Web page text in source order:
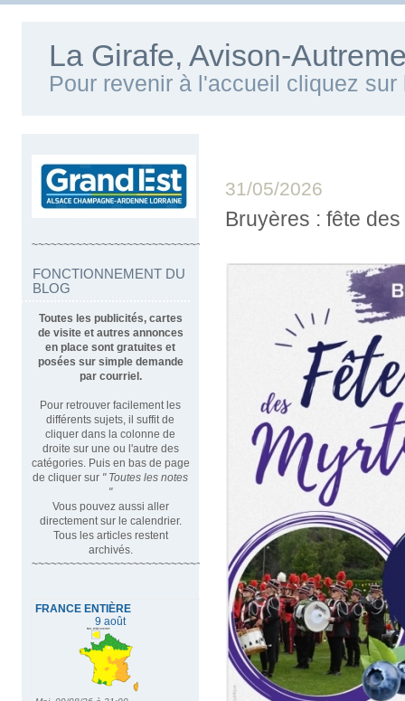
La Girafe, Avison-
Pour revenir à l'accueil cliquez sur
~~~~~~~~~~~~~~~~~~~~~~~~~~~~~~~~~~
FONCTIONNEMENT DU
BLOG
Toutes les publicités, cartes
de visite et autres annonces
en place sont gratuites et
posées sur simple demande
par courriel.
Pour retrouver facilement les
différents sujets, il suffit de
cliquer dans la colonne de
droite sur une ou l'autre des
catégories. Puis en bas de page
de cliquer sur " Toutes les notes
"
Vous pouvez aussi aller
directement sur le calendrier.
Tous les articles restent
archivés.
~~~~~~~~~~~~~~~~~~~~~~~~~~~~~~~~~
31/05/2026
Bruyères : fête